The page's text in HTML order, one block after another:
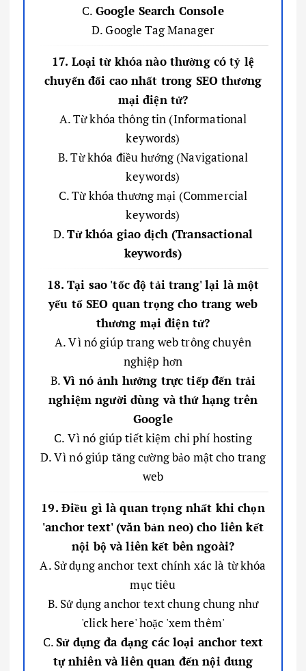
C. Google Search Console
D. Google Tag Manager
17. Loại từ khóa nào thường có tỷ lệ
chuyển đổi cao nhất trong SEO thương
mại điện tử?
A. Từ khóa thông tin (Informational
keywords)
B. Từ khóa điều hướng (Navigational
keywords)
C. Từ khóa thương mại (Commercial
keywords)
D.Từ khóa giao dịch (Transactional
keywords)
18. Tại sao 'tốc độ tải trang' lại là một
yếu tố SEO quan trọng cho trang web
thương mại điện tử?
A. Vì nó giúp trang web trông chuyên
nghiệp hơn
B.Vì nó ảnh hưởng trực tiếp đến trải
nghiệm người dùng và thứ hạng trên
Google
C. Vì nó giúp tiết kiệm chi phí hosting
D. Vì nó giúp tăng cường bảo mật cho trang
web
19. Điều gì là quan trọng nhất khi chọn
'anchor text' (văn bản neo) cho liên kết
nội bộ và liên kết bên ngoài?
A. Sử dụng anchor text chính xác là từ khóa
mục tiêu
B. Sử dụng anchor text chung chung như
'click here' hoặc 'xem thêm'
C.Sử dụng đa dạng các loại anchor text
tự nhiên và liên quan đến nội dung